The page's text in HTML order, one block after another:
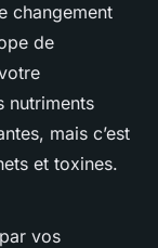
changement
de
nutriments
mais c’est
et toxines.
vos